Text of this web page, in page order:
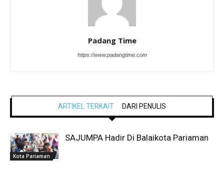
Padang Time
https://www.padangtime.com
ARTIKEL TERKAIT DARI PENULIS
Kota Pariaman
SAJUMPA Hadir Di Balaikota Pariaman